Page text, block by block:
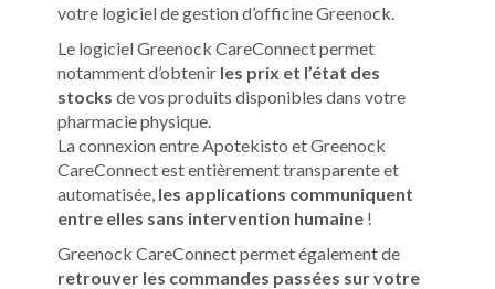
votre logiciel de gestion d’officine Greenock.
Le logiciel Greenock CareConnect permet
notamment d’obtenir les prix et l’état des
stocks de vos produits disponibles dans votre
pharmacie physique.
La connexion entre Apotekisto et Greenock
CareConnect est entièrement transparente et
automatisée, les applications communiquent
entre elles sans intervention humaine !
Greenock CareConnect permet également de
retrouver les commandes passées sur votre